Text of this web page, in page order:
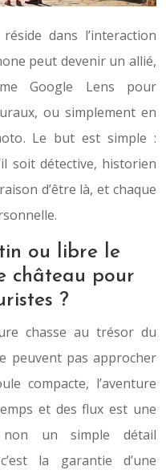
dans l’interaction
peut devenir un allié,
Google Lens pour
ou simplement en
Le but est simple :
soit détective, historien
d’être là, et chaque
ou libre le
château pour
?
chasse au trésor du
peuvent pas approcher
compacte, l’aventure
et des flux est une
non un simple détail
la garantie d’une